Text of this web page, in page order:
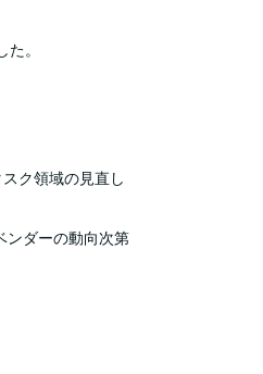
。
ク領域の見直し
ンダーの動向次第